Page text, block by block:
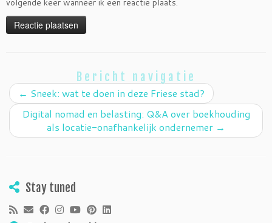
volgende keer wanneer ik een reactie plaats.
Bericht navigatie
← Sneek: wat te doen in deze Friese stad?
Digital nomad en belasting: Q&A over boekhouding
als locatie-onafhankelijk ondernemer →
Stay tuned